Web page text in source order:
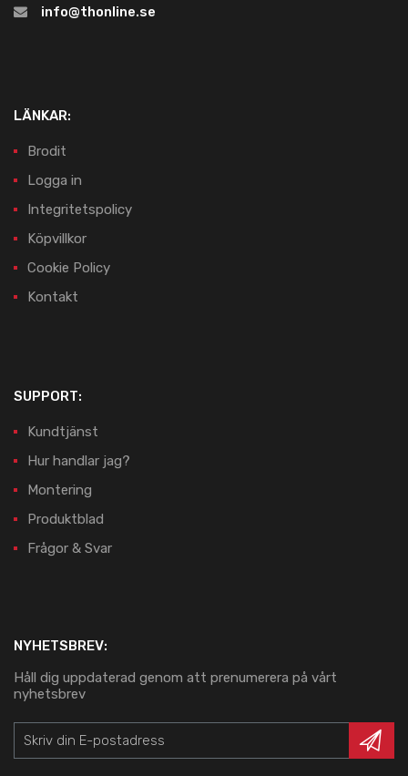
info@thonline.se
LÄNKAR:
Brodit
Logga in
Integritetspolicy
Köpvillkor
Cookie Policy
Kontakt
SUPPORT:
Kundtjänst
Hur handlar jag?
Montering
Produktblad
Frågor & Svar
NYHETSBREV:
Håll dig uppdaterad genom att prenumerera på vårt
nyhetsbrev